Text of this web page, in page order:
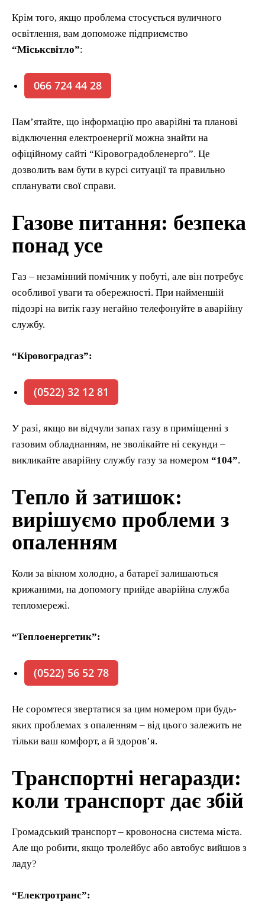
Крім того, якщо проблема стосується вуличного
освітлення, вам допоможе підприємство
“Міськсвітло”:
066 724 44 28
Пам’ятайте, що інформацію про аварійні та планові
відключення електроенергії можна знайти на
офіційному сайті “Кіровоградобленерго”. Це
дозволить вам бути в курсі ситуації та правильно
спланувати свої справи.
Газове питання: безпека
понад усе
Газ – незамінний помічник у побуті, але він потребує
особливої уваги та обережності. При найменшій
підозрі на витік газу негайно телефонуйте в аварійну
службу.
“Кіровоградгаз”:
(0522) 32 12 81
У разі, якщо ви відчули запах газу в приміщенні з
газовим обладнанням, не зволікайте ні секунди –
викликайте аварійну службу газу за номером “104”.
Тепло й затишок:
вирішуємо проблеми з
опаленням
Коли за вікном холодно, а батареї залишаються
крижаними, на допомогу прийде аварійна служба
тепломережі.
“Теплоенергетик”:
(0522) 56 52 78
Не соромтеся звертатися за цим номером при будь-
яких проблемах з опаленням – від цього залежить не
тільки ваш комфорт, а й здоров’я.
Транспортні негаразди:
коли транспорт дає збій
Громадський транспорт – кровоносна система міста.
Але що робити, якщо тролейбус або автобус вийшов з
ладу?
“Електротранс”: